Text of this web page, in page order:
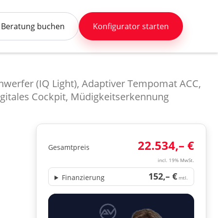
Beratung buchen Konfigurator starten
(IQ Light), Adaptiver Tempomat ACC,
Cockpit, Müdigkeitserkennung
Gesamtpreis 22.534,– €
incl. 19% MwSt.
152,– € mtl.
Finanzierung